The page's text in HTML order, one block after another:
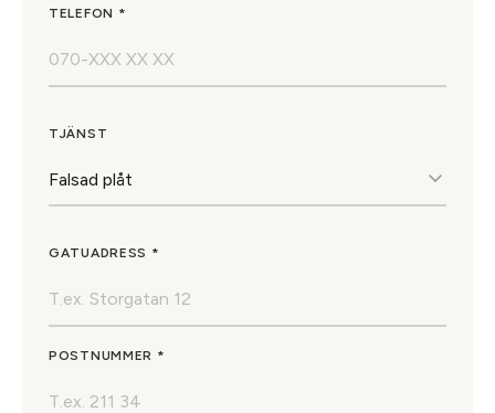
TELEFON *
TJÄNST
GATUADRESS *
POSTNUMMER *